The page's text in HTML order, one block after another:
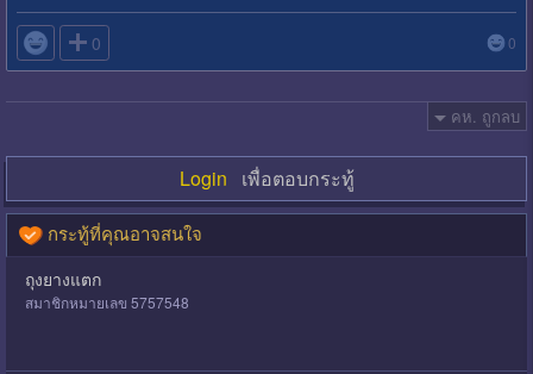
 0 0
คห. ถูกลบ
Login เพื่อตอบกระทู้
กระทู้ที่คุณอาจสนใจ
ถุงยางแตก
สมาชิกหมายเลข 5757548